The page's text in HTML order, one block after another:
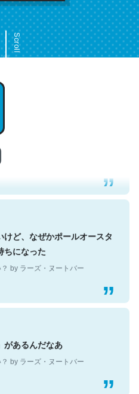
Scroll
バーなんだろうなと凄く思
文もお勧め。自分はこの流
Then Covid hit. Shit.
by ラーズ・ヌートバー
ど、なぜかポールオースタ
になった
あるんだなあ